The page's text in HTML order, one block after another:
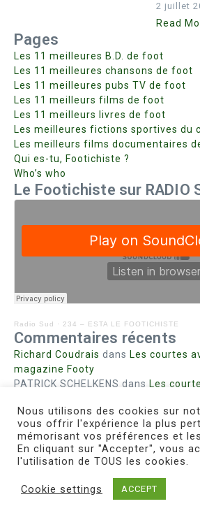
2 juillet
Read
Pages
Les 11 meilleures B.D. de foot
Les 11 meilleures chansons de foot
Les 11 meilleures pubs TV de foot
Les 11 meilleurs films de foot
Les 11 meilleurs livres de foot
Les meilleures fictions sportives du
Les meilleurs films documentaires
Qui es-tu, Footichiste ?
Who’s who
Le Footichiste sur RADIO
Radio Sud · 234 – ESTA LE FOOTICHISTE
Commentaires récents
Richard Coudrais dans Les courtes
magazine Footy
PATRICK SCHELKENS dans Les
Bohn fabiennedans Intrigues
Steph. RUTA dansLust for Nice
MIRMANDdansPieds agiles et
Copyright © 2026 Le Footichiste
Nous utilisons des cookies sur
vous offrir l'expérience la plus
mémorisant vos préférences et
En cliquant sur "Accepter", vous
l'utilisation de TOUS les cookies.
Cookie settings ACCEPT